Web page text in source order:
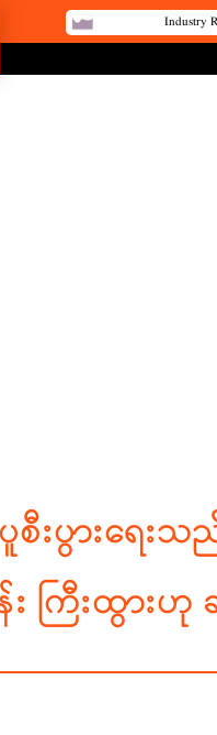
Industry
းပွားရေးသ
း ကြီးထွားဟု